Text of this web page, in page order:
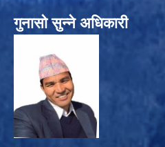
गुनासो सुन्ने अधिकारी